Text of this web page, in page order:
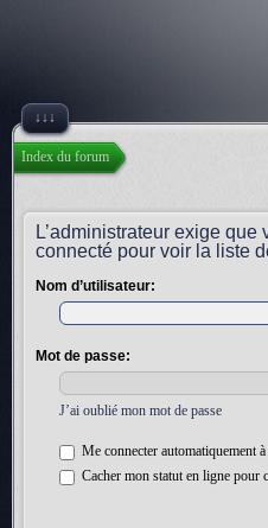
↓↓↓
Index du forum
L’administrateur exige
connecté pour voir la liste
Nom d’utilisateur:
Mot de passe:
J’ai oublié mon mot de passe
Me connecter automatiquement
Cacher mon statut en ligne pour